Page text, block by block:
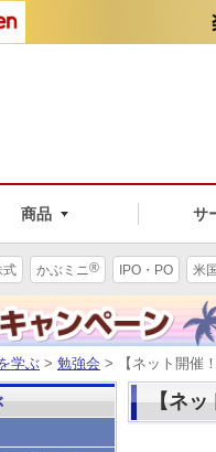
商品 サ
式 かぶミニ® IPO・PO 米
学ぶ > 勉強会 > 【ネット開催
【ネッ